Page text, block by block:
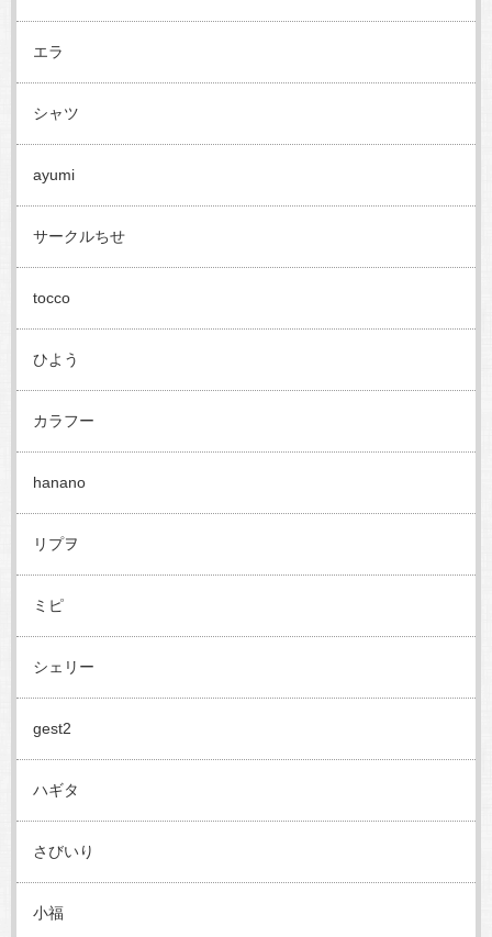
エラ
シャツ
ayumi
サークルちせ
tocco
ひよう
カラフー
hanano
リプヲ
ミピ
シェリー
gest2
ハギタ
さびいり
小福